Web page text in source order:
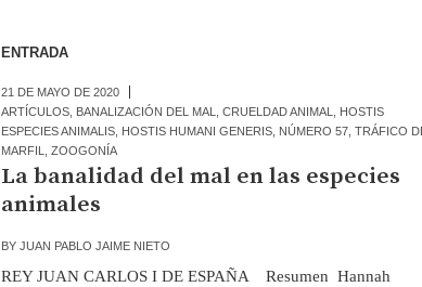
ENTRADA
21 DE MAYO DE 2020
ARTÍCULOS, BANALIZACIÓN DEL MAL CRUELDAD ANIMAL
HOSTIS
ESPECIES ANIMALIS, HOSTIS HUMANI GENERIS, NÚMERO 57, TRÁFICO
MARFIL
ZOOGONÍA
La banalidad del mal en las especies
animales
BY JUAN PABLO JAIME NIETO
REY JUAN CARLOS I DE ESPAÑA Resumen Hannah